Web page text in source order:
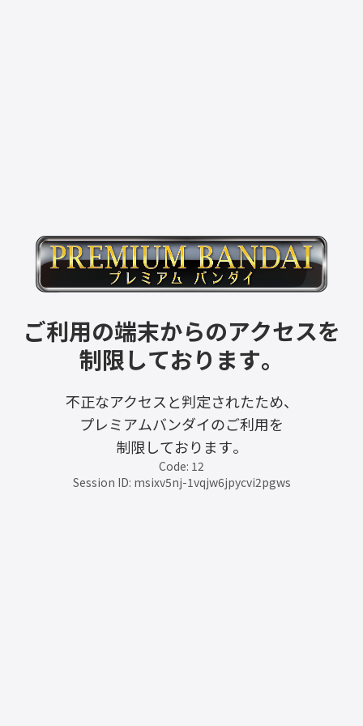
ご利用の端末からのアクセスを
制限しております。
不正なアクセスと判定されたため、
プレミアムバンダイのご利用を
制限しております。
Code: 12
Session ID: msixv5nj-1vqjw6jpycvi2pgws